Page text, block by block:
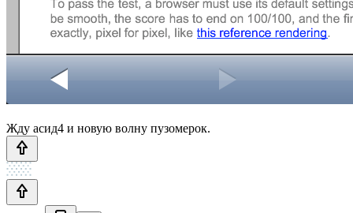
Жду асид4 и новую волну пузомерок.